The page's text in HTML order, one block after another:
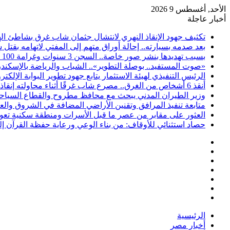
الأحد, أغسطس 9 2026
أخبار عاجلة
تكثيف جهود الإنقاذ النهري لانتشال جثمان شاب غرق بشاطئ
بعد صدمه بسيارته.. إحالة أوراق متهم إلى المفتي لاتهامه
بسبب تهديدها بنشر صور خاصة.. السجن 3 سنوات وغرامة 100 ألف جنيه لمتهم بالإسكندرية
«صوت المستفيد.. بوصلة التطوير».. الشباب والرياضة
الرئيس التنفيذي لهيئة الاستثمار يتابع جهود تطوير البوابة
أنقذ 6 أشخاص من الغرق.. مصرع شاب غرقًا أثناء محاولته إنقاذهم بشاطئ البيطاش في الإسكندرية
وزير الطيران المدني يبحث مع محافظ مطروح والقطاع
متابعة تنفيذ المرافق وتقنين الأراضي المضافة في الشروق
العثور على مقابر من عصر ما قبل الأسرات ومنطقة سكنية
حصاد استثنائي للأوقاف: من بناء الوعي ورعاية حفظة القرآن
جانبي
الرئيسية
أخبار مصر